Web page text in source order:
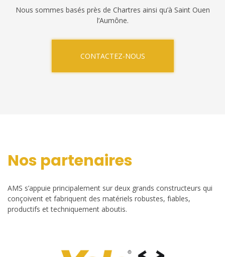
Nous sommes basés près de Chartres ainsi qu’à Saint Ouen
l’Aumône.
CONTACTEZ-NOUS
Nos partenaires
AMS s’appuie principalement sur deux grands constructeurs qui
conçoivent et fabriquent des matériels robustes, fiables,
productifs et techniquement aboutis.